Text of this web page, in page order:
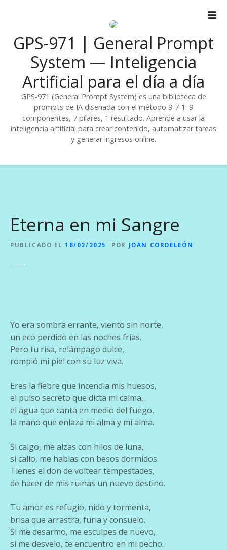
n
GPS-971 | General Prompt
System — Inteligencia
Artificial para el día a día
GPS-971 (General Prompt System) es una biblioteca de
prompts de IA diseñada con el método 9-7-1: 9
componentes, 7 pilares, 1 resultado. Aprende a usar la
inteligencia artificial para crear contenido, automatizar tareas
y generar ingresos online.
Eterna en mi Sangre
PUBLICADO EL 18/02/2025 POR JOAN CORDELEÓN
Yo era sombra errante, viento sin norte,
un eco perdido en las noches frías.
Pero tu risa, relámpago dulce,
rompió mi piel con su luz viva.
Eres la fiebre que incendia mis huesos,
el pulso secreto que dicta mi calma,
el agua que canta en medio del fuego,
la mano que enlaza mi alma y mi alma.
Si caigo, me alzas con hilos de luna,
si callo, me hablas con besos dormidos.
Tienes el don de voltear tempestades,
de hacer de mis ruinas un nuevo destino.
Tu amor es refugio, nido y tormenta,
brisa que arrastra, furia y consuelo.
Si me desarmo, me esculpes de nuevo,
si me desvelo, te encuentro en mi pecho.